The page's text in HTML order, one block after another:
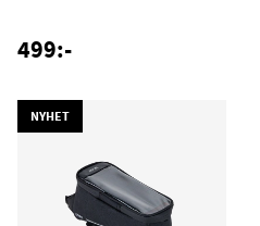
499:-
NYHET